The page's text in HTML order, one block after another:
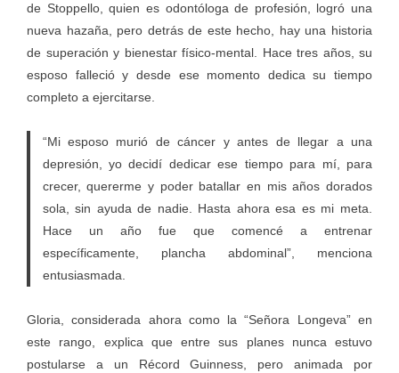
de Stoppello, quien es odontóloga de profesión, logró una
nueva hazaña, pero detrás de este hecho, hay una historia
de superación y bienestar físico-mental. Hace tres años, su
esposo falleció y desde ese momento dedica su tiempo
completo a ejercitarse.
“Mi esposo murió de cáncer y antes de llegar a una
depresión, yo decidí dedicar ese tiempo para mí, para
crecer, quererme y poder batallar en mis años dorados
sola, sin ayuda de nadie. Hasta ahora esa es mi meta.
Hace un año fue que comencé a entrenar
específicamente, plancha abdominal”, menciona
entusiasmada.
Gloria, considerada ahora como la “Señora Longeva” en
este rango, explica que entre sus planes nunca estuvo
postularse a un Récord Guinness, pero animada por